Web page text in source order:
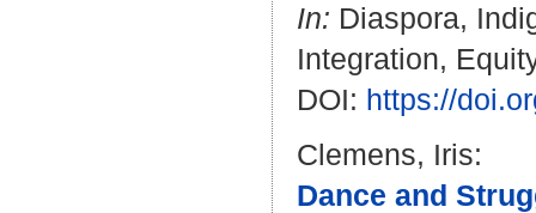
In: Diaspora,
Integration,
DOI: https://
Clemens, Iris:
Dance and